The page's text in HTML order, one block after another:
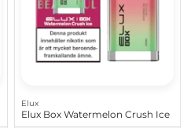
Elux
Elux Box Watermelon Crush Ice